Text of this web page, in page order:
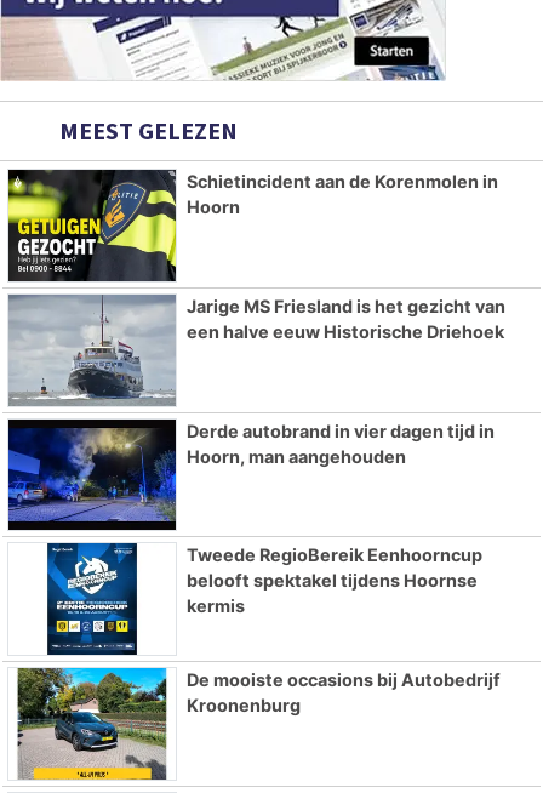
MEEST GELEZEN
Schietincident aan de Korenmolen in
Hoorn
Jarige MS Friesland is het gezicht van
een halve eeuw Historische Driehoek
Derde autobrand in vier dagen tijd in
Hoorn, man aangehouden
Tweede RegioBereik Eenhoorncup
belooft spektakel tijdens Hoornse
kermis
De mooiste occasions bij Autobedrijf
Kroonenburg